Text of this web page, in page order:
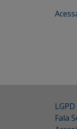
LGPD
Fala